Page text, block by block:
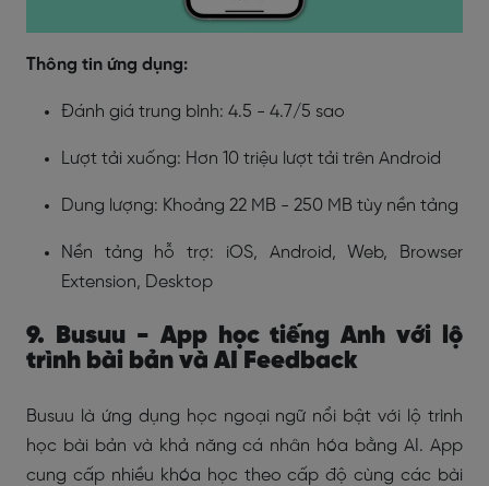
Thông tin ứng dụng:
Đánh giá trung bình: 4.5 - 4.7/5 sao
Lượt tải xuống: Hơn 10 triệu lượt tải trên Android
Dung lượng: Khoảng 22 MB - 250 MB tùy nền tảng
Nền tảng hỗ trợ: iOS, Android, Web, Browser
Extension, Desktop
9. Busuu - App học tiếng Anh với lộ
trình bài bản và AI Feedback
Busuu là ứng dụng học ngoại ngữ nổi bật với lộ trình
học bài bản và khả năng cá nhân hóa bằng AI. App
cung cấp nhiều khóa học theo cấp độ cùng các bài